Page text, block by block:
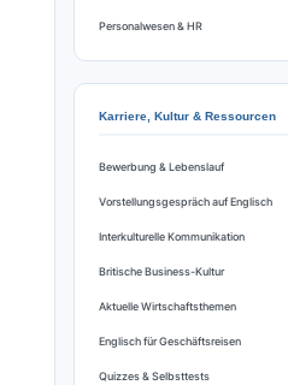
Personalwesen & HR
Karriere, Kultur & Ressourcen
Bewerbung & Lebenslauf
Vorstellungsgespräch auf Englisch
Interkulturelle Kommunikation
Britische Business-Kultur
Aktuelle Wirtschaftsthemen
Englisch für Geschäftsreisen
Quizzes & Selbsttests